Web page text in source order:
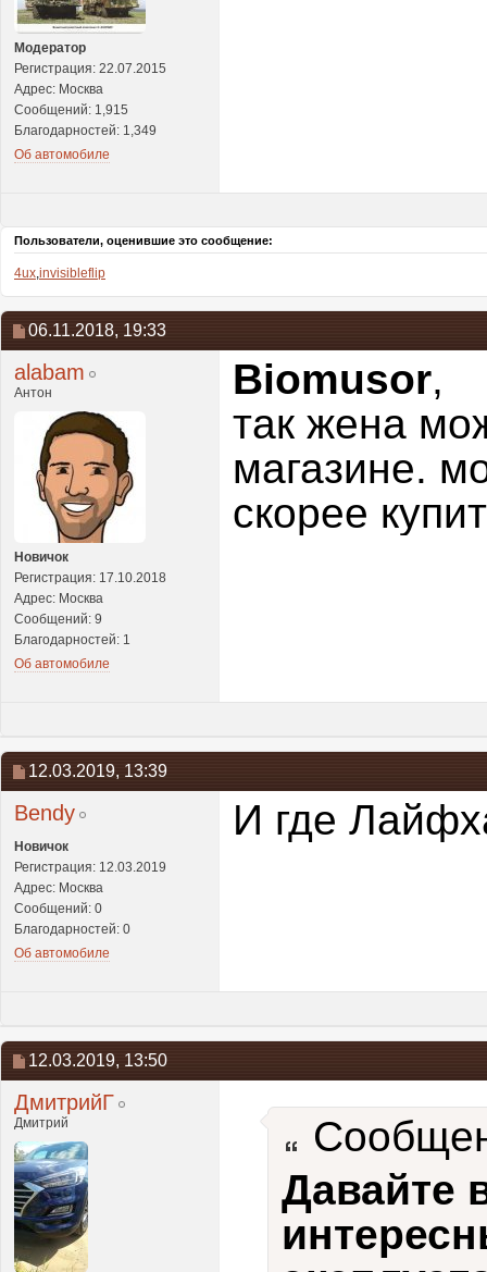
Модератор
Регистрация: 22.07.2015
Адрес: Москва
Сообщений: 1,915
Благодарностей: 1,349
Об автомобиле
Пользователи, оценившие это сообщение:
4ux,invisibleflip
06.11.2018, 19:33
alabam
Антон
Новичок
Регистрация: 17.10.2018
Адрес: Москва
Сообщений: 9
Благодарностей: 1
Об автомобиле
Biomusor,
так жена
магазине.
скорее
12.03.2019, 13:39
Bendy
Новичок
Регистрация: 12.03.2019
Адрес: Москва
Сообщений: 0
Благодарностей: 0
Об автомобиле
И где
12.03.2019, 13:50
ДмитрийГ
Дмитрий
Давайте